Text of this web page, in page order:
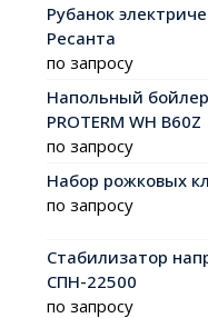
Рубанок
Ресанта
по запросу
Напольный бойлер
PROTERM WH B60Z
по запросу
Набор рожковых
по запросу
Стабилизатор
СПН-22500
по запросу